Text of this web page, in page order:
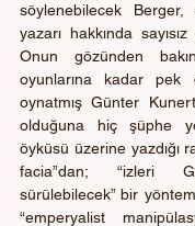
söylenebilecek
yazarı hakkında
Onun gözünden
oyunlarına kadar pek
oynatmış Günter
olduğuna hiç şüphe
öyküsü üzerine yazdığı
facia”dan; “izleri
sürülebilecek” bir
“emperyalist